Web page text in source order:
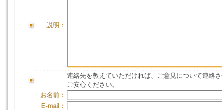
説明：
連絡先を教えていただければ、ご意見について連絡
ご安心ください。
お名前：
E-mail：